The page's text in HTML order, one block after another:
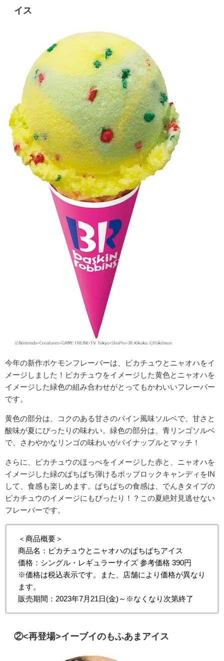
イス
今年の新作ポケモンフレーバーは、ピカチュウとニャオハをイ
メージしました！ピカチュウをイメージした黄色とニャオハを
イメージした緑色の組み合わせがとってもかわいいフレーバー
です。
黄色の部分は、コクのある甘さのパイン風味ソルベで、甘さと
酸味が夏にぴったりの味わい。緑色の部分は、青リンゴソルベ
で、さわやかなリンゴの味わいがパイナップルとマッチ！
さらに、ピカチュウのほっぺをイメージした赤と、ニャオハを
イメージした緑のぱちぱち弾けるポップロックキャンディをIN
して、食感も楽しめます。 ぱちぱちの食感は、でんきタイプの
ピカチュウのイメージにもぴったり！？この夏絶対見逃せない
フレーバーです。
＜商品概要＞
商品名：ピカチュウとニャオハのぱちぱちアイス
価格：シングル・レギュラーサイズ 参考価格 390円
※価格は税込表示です。また、店舗により価格が異なり
ます。
販売期間：2023年7月21日(金)～※なくなり次第終了
②<再登場>イーブイのもふあまアイス